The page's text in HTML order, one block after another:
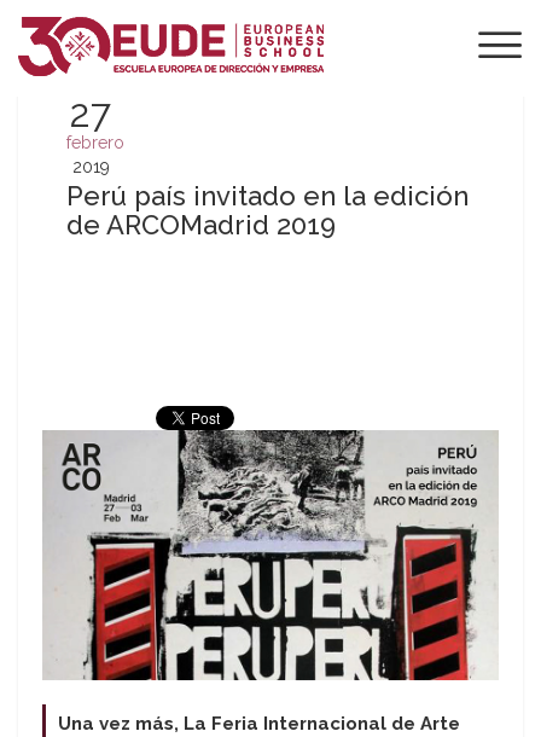
27
febrero
2019
Perú país invitado en la edición
de ARCOMadrid 2019
Una vez más, La Feria Internacional de Arte